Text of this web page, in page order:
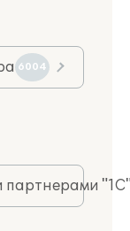
6004
партнерами